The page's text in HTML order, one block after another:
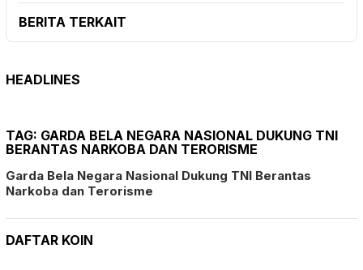
BERITA TERKAIT
HEADLINES
TAG: GARDA BELA NEGARA NASIONAL DUKUNG TNI
BERANTAS NARKOBA DAN TERORISME
Garda Bela Negara Nasional Dukung TNI Berantas
Narkoba dan Terorisme
DAFTAR KOIN